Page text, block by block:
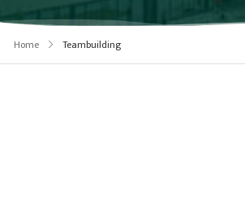
Home Teambuilding